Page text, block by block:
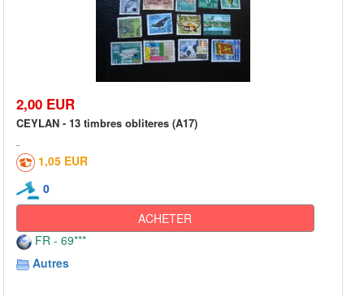
2,00 EUR
CEYLAN - 13 timbres obliteres (A17)
1,05 EUR
0
ACHETER
FR - 69***
Autres